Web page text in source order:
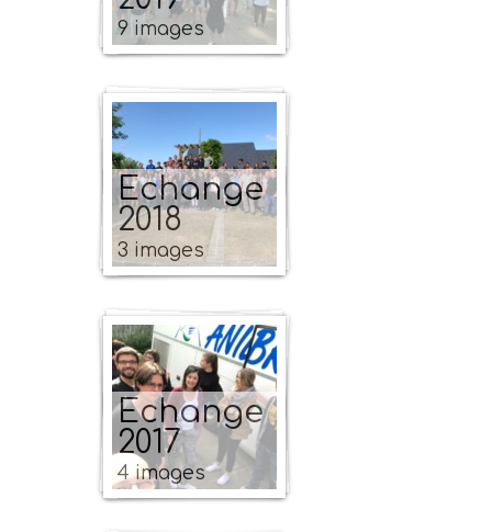
9 images
Echange
2018
3 images
Echange
2017
4 images